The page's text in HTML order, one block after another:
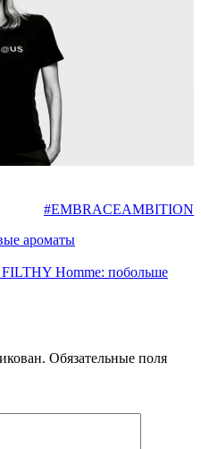
#EMBRACEAMBITION
ароматы
Homme: побольше
Обязательные поля